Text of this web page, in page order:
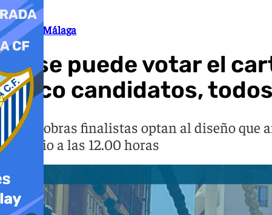
Feria de Málaga
Ya se puede votar el
cinco candidatos,
Cinco obras finalistas optan al diseño que
de junio a las 12.00 horas